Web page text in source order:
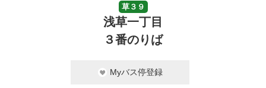
草３９
浅草一丁目
３番のりば
Myバス停登録